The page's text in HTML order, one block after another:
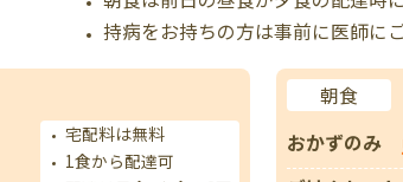
持病をお持ちの方は事前に医師に
宅配料は無料
1食から配達可
朝食
おかずのみ